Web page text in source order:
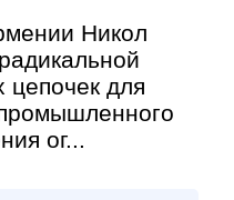
Никол
цепочек для
ог...